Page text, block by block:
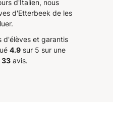
d'Italien, nous
d'Etterbeek de les
d'élèves et garantis
4.9 sur 5 sur une
33avis.